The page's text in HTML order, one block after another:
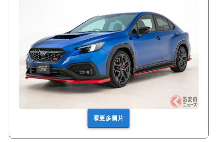
看更多圖片